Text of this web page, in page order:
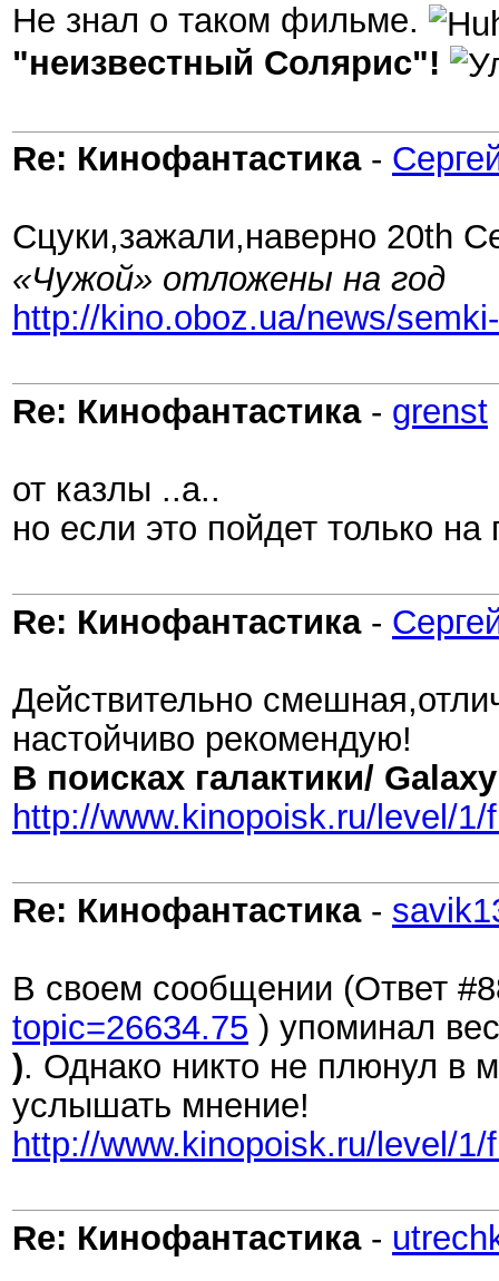
Не знал о таком фильме.
"неизвестный Солярис"!
Re: Кинофантастика-
Сцуки,зажали,наверно 20th
«Чужой» отложены на год
http://kino.oboz.ua/news/
Re: Кинофантастика- grenst
от казлы ..а..
но если это пойдет только на
Re: Кинофантастика-
Действительно
настойчиво рекомендую!
В поисках галактики/
http://www.kinopoisk.ru/level/1/
Re: Кинофантастика-
В своем сообщении (Ответ
topic=26634.75 ) упоминал
). Однако никто не плюнул в
услышать мнение!
http://www.kinopoisk.ru/level/1/
Re: Кинофантастика-